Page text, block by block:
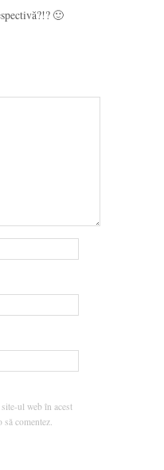
🙂
ul web în acest
comentez.